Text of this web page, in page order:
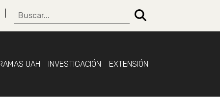
UAH INVESTIGACIÓN EXTENSIÓN